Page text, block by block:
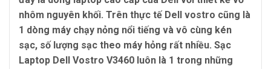
nhôm nguyên khối. Trên thực tế Dell vostro cũng là
1 dòng máy chạy nỏng nổi tiếng và vô cùng kén
sạc, số lượng sạc theo máy hỏng rất nhiều. Sạc
Laptop Dell Vostro V3460 luôn là 1 trong những